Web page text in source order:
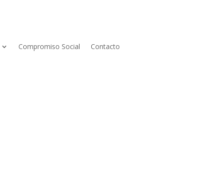
Compromiso Social
Contacto